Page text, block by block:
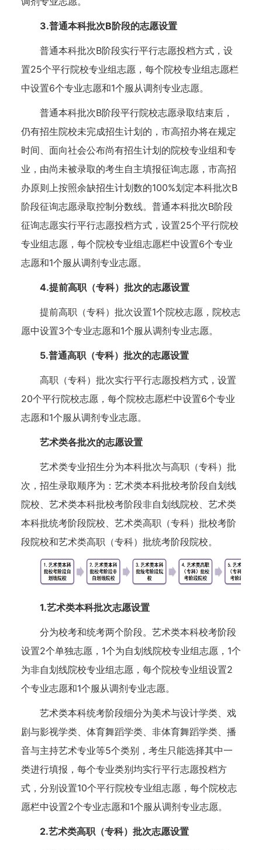
3.普通本科批次B阶段的志愿设置
普通本科批次B阶段实行平行志愿投档方式，设
置25个平行院校专业组志愿，每个院校专业组志愿栏
中设置6个专业志愿和1个服从调剂专业志愿。
普通本科批次B阶段平行院校志愿录取结束后，
仍有招生院校未完成招生计划的，市高招办将在规定
时间、面向社会公布尚有招生计划的院校专业组和专
业，由尚未被录取的考生自主填报征询志愿，市高招
办原则上按照余缺招生计划数的100%划定本科批次B
阶段征询志愿录取控制分数线。普通本科批次B阶段
征询志愿实行平行志愿投档方式，设置25个平行院校
专业组志愿，每个院校专业组志愿栏中设置6个专业
志愿和1个服从调剂专业志愿。
4.提前高职（专科）批次的志愿设置
提前高职（专科）批次设置1个院校志愿，院校志
愿中设置3个专业志愿和1个服从调剂专业志愿。
5.普通高职（专科）批次的志愿设置
高职（专科）批次实行平行志愿投档方式，设置
20个平行院校志愿，每个院校志愿栏中设置6个专业
志愿和1个服从调剂专业志愿。
艺术类各批次的志愿设置
艺术类专业招生分为本科批次与高职（专科）批
次，招生录取顺序为：艺术类本科批校考阶段自划线
院校、艺术类本科批校考阶段非自划线院校、艺术类
本科批统考阶段院校、艺术类高职（专科）批校考阶
段院校和艺术类高职（专科）批统考阶段院校。
1.艺术类本科批次志愿设置
分为校考和统考两个阶段。艺术类本科校考阶段
设置2个单独志愿，1个为自划线院校专业组志愿，1个
为非自划线院校专业组志愿，每个院校专业组设置2
个专业志愿和1个服从调剂专业志愿。
艺术类本科统考阶段细分为美术与设计学类、戏
剧与影视学类、体育舞蹈学类、非体育舞蹈学类、播
音与主持艺术专业等5个类别，考生只能选择其中一
类进行填报，每个专业类别均实行平行志愿投档方
式，分别设置10个平行院校专业组志愿，每个院校志
愿栏中设置2个专业志愿和1个服从调剂专业志愿。
2.艺术类高职（专科）批次志愿设置